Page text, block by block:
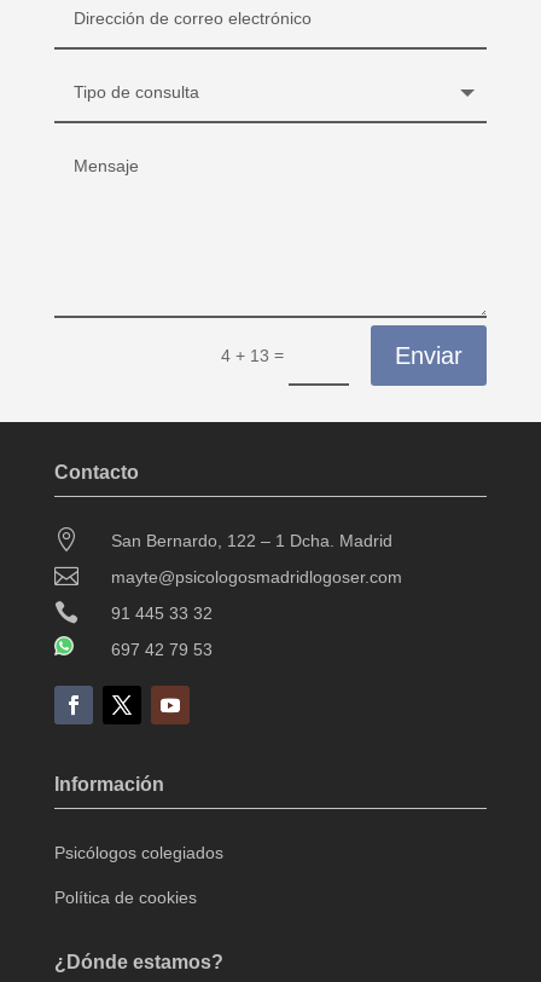
4 + 13 = Enviar
Contacto
 San Bernardo, 122 – 1 Dcha. Madrid
 mayte@psicologosmadridlogoser.com

91 445 33 32
697 42 79 53
Información
Psicólogos colegiados
Política de cookies
¿Dónde estamos?